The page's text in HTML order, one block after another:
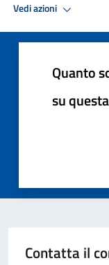
Vedi azioni
Quanto
su
Contatta il